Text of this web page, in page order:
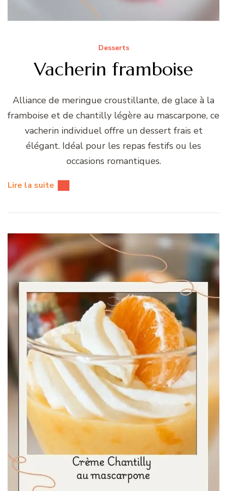
Desserts
Vacherin framboise
Alliance de meringue croustillante, de glace à la
framboise et de chantilly légère au mascarpone, ce
vacherin individuel offre un dessert frais et
élégant. Idéal pour les repas festifs ou les
occasions romantiques.
Lire la suite